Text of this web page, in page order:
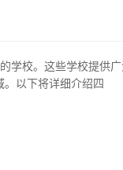
。以下将详细介绍四